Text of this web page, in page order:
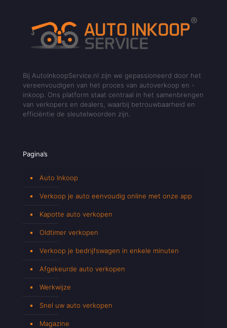
Bij AutoInkoopService.nl zijn we gepassioneerd door het
vereenvoudigen van het proces van autoverkoop en -
inkoop. Ons platform staat centraal in het samenbrengen
van verkopers en dealers, waarbij betrouwbaarheid en
efficiëntie de sleutelwoorden zijn.
Pagina’s
Auto Inkoop
Verkoop je auto eenvoudig online met onze app
Kapotte auto verkopen
Oldtimer verkopen
Verkoop je bedrijfswagen in enkele minuten
Afgekeurde auto verkopen
Werkwijze
Snel uw auto verkopen
Magazine